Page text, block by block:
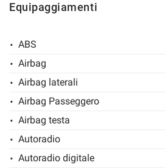
Equipaggiamenti
ABS
Airbag
Airbag laterali
Airbag Passeggero
Airbag testa
Autoradio
Autoradio digitale